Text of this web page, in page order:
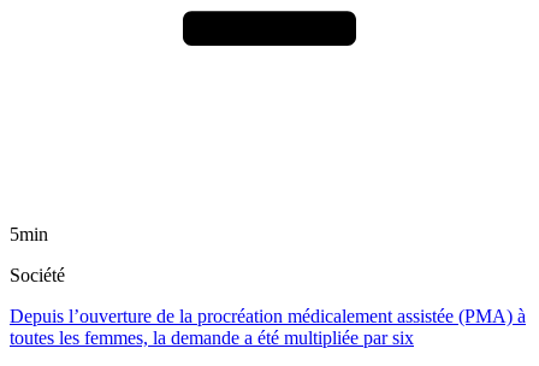
5min
Société
Depuis l’ouverture de la procréation médicalement assistée (PMA) à
toutes les femmes, la demande a été multipliée par six